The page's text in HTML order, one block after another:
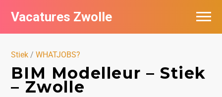
Vacatures Zwolle
Stiek /WHATJOBS?
BIM Modelleur – Stiek
– Zwolle
Vacatures per bedrijf
Nieuwsbrief feed